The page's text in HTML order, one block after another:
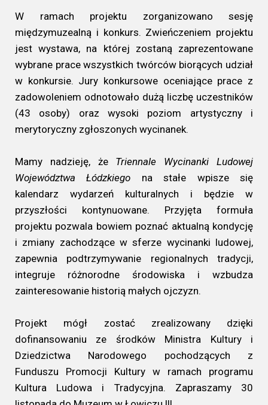
W ramach projektu zorganizowano sesję
międzymuzealną i konkurs. Zwieńczeniem projektu
jest wystawa, na której zostaną zaprezentowane
wybrane prace wszystkich twórców biorących udział
w konkursie. Jury konkursowe oceniające prace z
zadowoleniem odnotowało dużą liczbę uczestników
(43 osoby) oraz wysoki poziom artystyczny i
merytoryczny zgłoszonych wycinanek.
Mamy nadzieję, że Triennale Wycinanki Ludowej
Województwa Łódzkiego na stałe wpisze się
kalendarz wydarzeń kulturalnych i będzie w
przyszłości kontynuowane. Przyjęta formuła
projektu pozwala bowiem poznać aktualną kondycję
i zmiany zachodzące w sferze wycinanki ludowej,
zapewnia podtrzymywanie regionalnych tradycji,
integruje różnorodne środowiska i wzbudza
zainteresowanie historią małych ojczyzn.
Projekt mógł zostać zrealizowany dzięki
dofinansowaniu ze środków Ministra Kultury i
Dziedzictwa Narodowego pochodzących z
Funduszu Promocji Kultury w ramach programu
Kultura Ludowa i Tradycyjna. Zapraszamy 30